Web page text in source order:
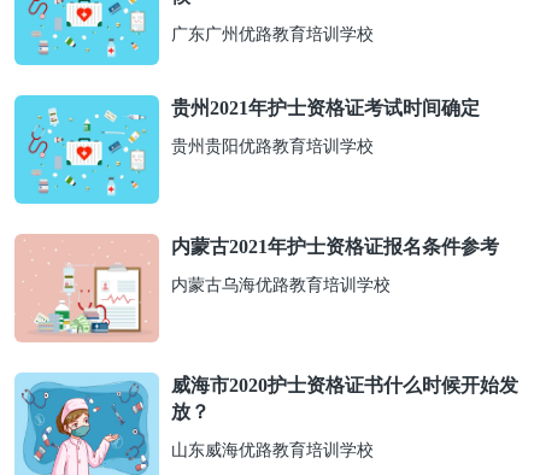
广东广州优路教育培训学校
贵州2021年护士资格证考试时间确定
贵州贵阳优路教育培训学校
内蒙古2021年护士资格证报名条件参考
内蒙古乌海优路教育培训学校
威海市2020护士资格证书什么时候开始发
放？
山东威海优路教育培训学校